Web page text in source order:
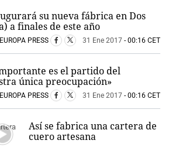
su nueva fábrica en Dos
a finales de este año
EUROPA PRESS 31 Ene 2017 - 00:16 CET
es el partido del
única preocupación»
EUROPA PRESS 31 Ene 2017 - 00:16 CET
Así se fabrica una cartera de
cuero artesana